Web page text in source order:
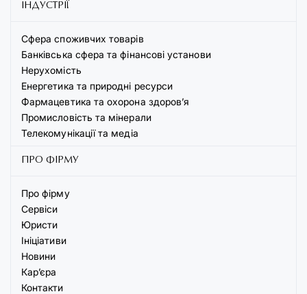
ІНДУСТРІЇ
Сфера споживчих товарів
Банківська сфера та фінансові установи
Нерухомість
Енергетика та природні ресурси
Фармацевтика та охорона здоров’я
Промисловість та мінерали
Телекомунікації та медіа
ПРО ФІРМУ
Про фірму
Сервіси
Юристи
Ініціативи
Новини
Кар’єра
Контакти